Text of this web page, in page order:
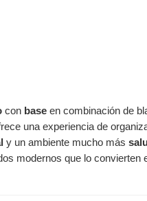
con base en combinación de
una experiencia de
y un ambiente mucho más
modernos que lo convierten